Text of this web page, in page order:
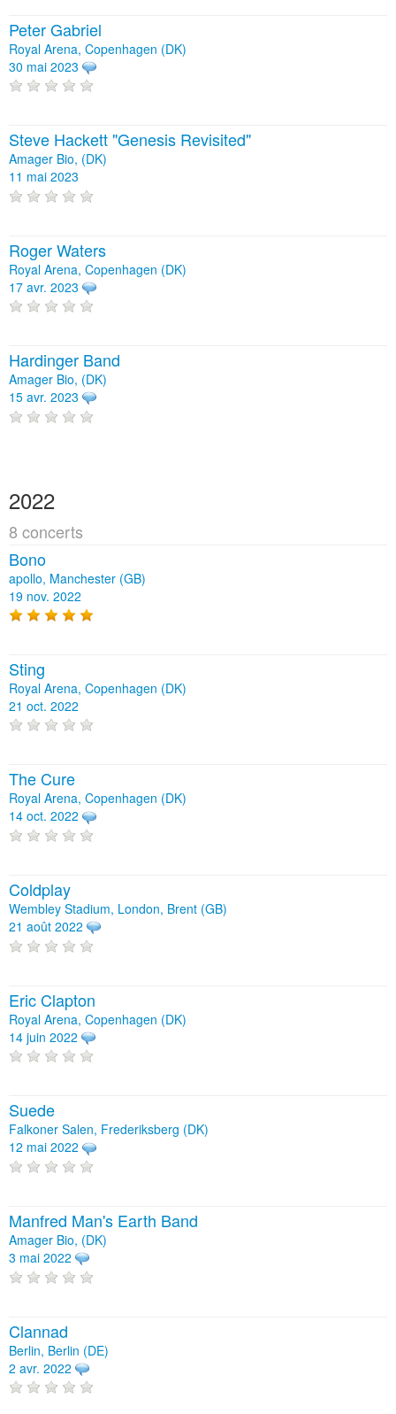
Peter Gabriel
Royal Arena, Copenhagen (DK)
30 mai 2023
Steve Hackett "Genesis Revisited"
Amager Bio, (DK)
11 mai 2023
Roger Waters
Royal Arena, Copenhagen (DK)
17 avr. 2023
Hardinger Band
Amager Bio, (DK)
15 avr. 2023
2022
8 concerts
Bono
apollo, Manchester (GB)
19 nov. 2022
Sting
Royal Arena, Copenhagen (DK)
21 oct. 2022
The Cure
Royal Arena, Copenhagen (DK)
14 oct. 2022
Coldplay
Wembley Stadium, London, Brent (GB)
21 août 2022
Eric Clapton
Royal Arena, Copenhagen (DK)
14 juin 2022
Suede
Falkoner Salen, Frederiksberg (DK)
12 mai 2022
Manfred Man's Earth Band
Amager Bio, (DK)
3 mai 2022
Clannad
Berlin, Berlin (DE)
2 avr. 2022